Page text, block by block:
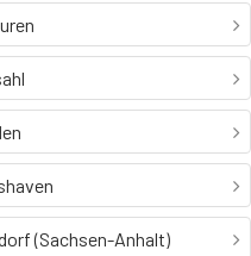
(Sachsen-Anhalt)